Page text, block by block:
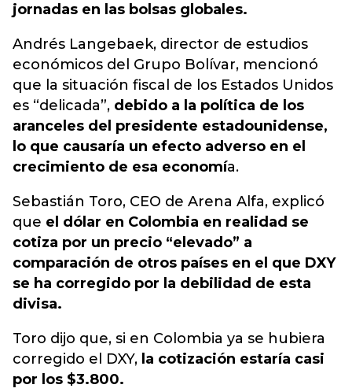
jornadas en las bolsas globales.
Andrés Langebaek, director de estudios
económicos del Grupo Bolívar, mencionó
que la situación fiscal de los Estados Unidos
es “delicada”, debido a la política de los
aranceles del presidente estadounidense,
lo que causaría un efecto adverso en el
crecimiento de esa economía.
Sebastián Toro, CEO de Arena Alfa, explicó
que el dólar en Colombia en realidad se
cotiza por un precio “elevado” a
comparación de otros países en el que DXY
se ha corregido por la debilidad de esta
divisa.
Toro dijo que, si en Colombia ya se hubiera
corregido el DXY, la cotización estaría casi
por los $3.800.